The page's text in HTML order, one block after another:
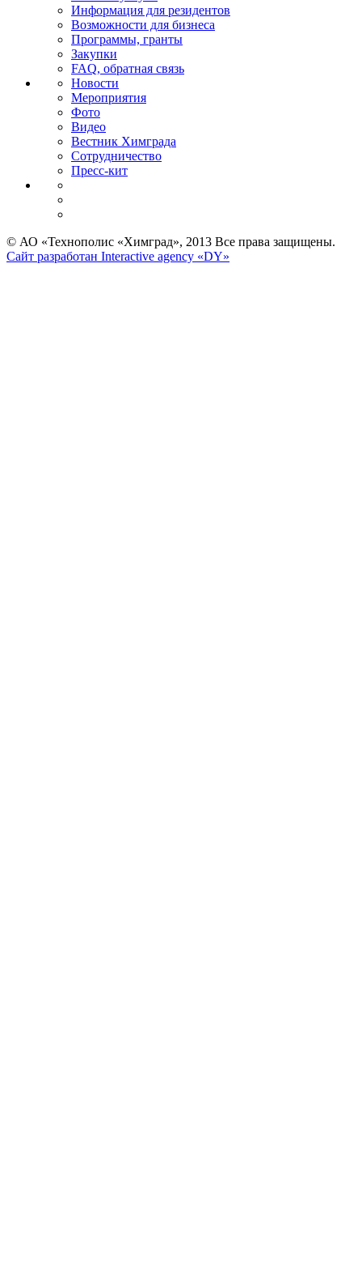
Информация для резидентов
Возможности для бизнеса
Программы, гранты
Закупки
FAQ, обратная связь
Новости
Мероприятия
Фото
Видео
Вестник Химграда
Сотрудничество
Пресс-кит
© АО «Технополис «Химград», 2013 Все права защищены.
Сайт разработан Interactive agency «DY»